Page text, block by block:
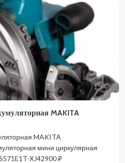
MAKITA
MAKITA
мини циркулярная
XJ42900 ₽